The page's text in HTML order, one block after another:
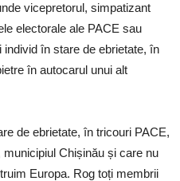
vicepretorul, simpatizant
electorale ale PACE sau
în stare de ebrietate, în
în autocarul unui alt
de ebrietate, în tricouri PACE,
Chișinău și care nu
Europa. Rog toți membrii